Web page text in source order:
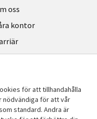
oss
kontor
för att tillhandahålla
nödvändiga för att vår
standard. Andra är